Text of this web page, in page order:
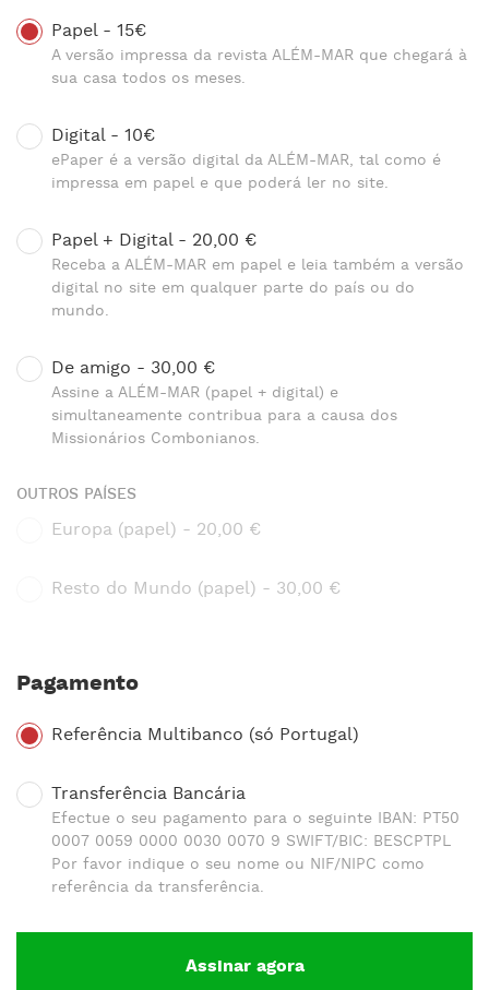
Papel - 15€
A versão impressa da revista ALÉM-MAR que chegará à
sua casa todos os meses.
Digital - 10€
ePaper é a versão digital da ALÉM-MAR, tal como é
impressa em papel e que poderá ler no site.
Papel + Digital - 20,00 €
Receba a ALÉM-MAR em papel e leia também a versão
digital no site em qualquer parte do país ou do
mundo.
De amigo - 30,00 €
Assine a ALÉM-MAR (papel + digital) e
simultaneamente contribua para a causa dos
Missionários Combonianos.
OUTROS PAÍSES
Europa (papel) - 20,00 €
Resto do Mundo (papel) - 30,00 €
Pagamento
Referência Multibanco (só Portugal)
Transferência Bancária
Efectue o seu pagamento para o seguinte IBAN: PT50
0007 0059 0000 0030 0070 9 SWIFT/BIC: BESCPTPL
Por favor indique o seu nome ou NIF/NIPC como
referência da transferência.
Assinar agora